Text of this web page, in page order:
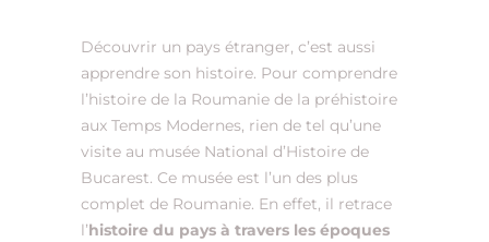
Découvrir un pays étranger, c’est aussi
apprendre son histoire. Pour comprendre
l’histoire de la Roumanie de la préhistoire
aux Temps Modernes, rien de tel qu’une
visite au musée National d’Histoire de
Bucarest. Ce musée est l’un des plus
complet de Roumanie. En effet, il retrace
l’histoire du pays à travers les époques